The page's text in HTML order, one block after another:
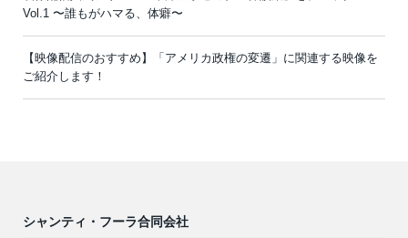
Vol.1 〜誰もがハマる、体癖〜
【映像配信のおすすめ】「アメリカ政権の変遷」に関連する映像を
ご紹介します！
シャンティ・フーラ合同会社